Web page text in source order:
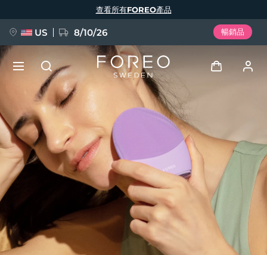
查看所有FOREO產品
US 8/10/26 暢銷品
用戶信息
我的設備
我的訂單
我的地址
新品
FAQ™ Pure Beauty-Tech Elixir
BREAKING NEWS
issa™ Teeth Whitening Set
語言
English Deutsch
Español
Français
Italiano
Português
Svenska
Русский
Türkçe
简体中文 繁體中文